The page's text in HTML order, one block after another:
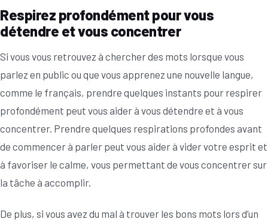
Respirez profondément pour vous
détendre et vous concentrer
Si vous vous retrouvez à chercher des mots lorsque vous
parlez en public ou que vous apprenez une nouvelle langue,
comme le français, prendre quelques instants pour respirer
profondément peut vous aider à vous détendre et à vous
concentrer. Prendre quelques respirations profondes avant
de commencer à parler peut vous aider à vider votre esprit et
à favoriser le calme, vous permettant de vous concentrer sur
la tâche à accomplir.
De plus, si vous avez du mal à trouver les bons mots lors d’un